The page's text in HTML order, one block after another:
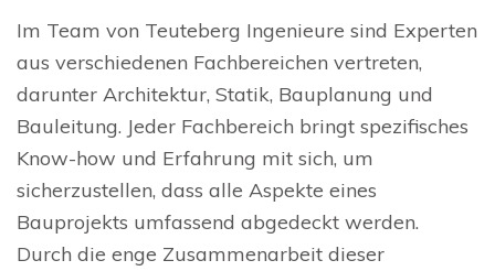
Im Team von Teuteberg Ingenieure sind Experten
aus verschiedenen Fachbereichen vertreten,
darunter Architektur, Statik, Bauplanung und
Bauleitung. Jeder Fachbereich bringt spezifisches
Know-how und Erfahrung mit sich, um
sicherzustellen, dass alle Aspekte eines
Bauprojekts umfassend abgedeckt werden.
Durch die enge Zusammenarbeit dieser